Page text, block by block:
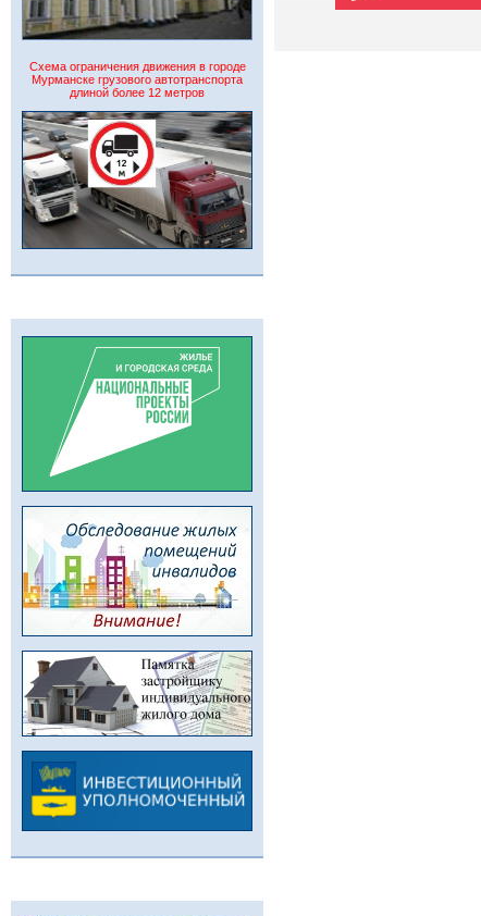
Схема ограничения движения в городе
Мурманске грузового автотранспорта
длиной более 12 метров